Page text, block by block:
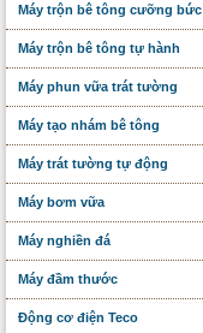
Máy trộn bê tông cưỡng bức
Máy trộn bê tông tự hành
Máy phun vữa trát tường
Máy tạo nhám bê tông
Máy trát tường tự động
Máy bơm vữa
Máy nghiền đá
Máy đầm thước
Động cơ điện Teco